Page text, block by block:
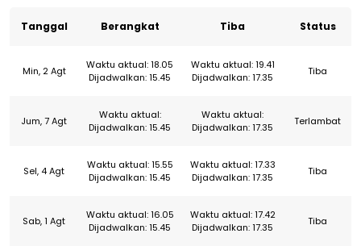
Tanggal Berangkat Tiba Status
Min, 2 Agt
Waktu aktual: 18.05
Dijadwalkan: 15.45
Waktu aktual: 19.41
Dijadwalkan: 17.35
Tiba
Jum, 7 Agt
Waktu aktual:
Dijadwalkan: 15.45
Waktu aktual:
Dijadwalkan: 17.35
Terlambat
Sel, 4 Agt
Waktu aktual: 15.55
Dijadwalkan: 15.45
Waktu aktual: 17.33
Dijadwalkan: 17.35
Tiba
Sab, 1 Agt
Waktu aktual: 16.05
Dijadwalkan: 15.45
Waktu aktual: 17.42
Dijadwalkan: 17.35
Tiba